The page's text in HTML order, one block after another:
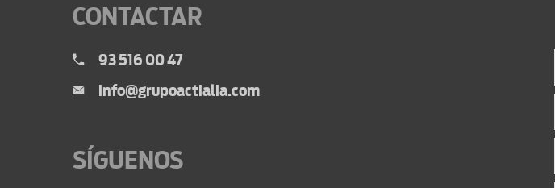
CONTACTAR
93 516 00 47
info@grupoactialia.com
SÍGUENOS